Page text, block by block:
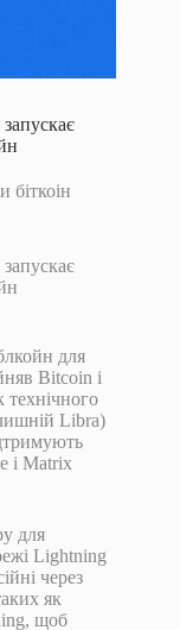
біткоін
для
Bitcoin і
Libra)
і Matrix
для
Lightning
через
як
щоб